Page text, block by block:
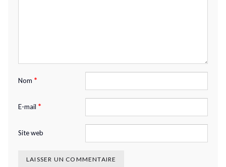
Nom *
E-mail *
Site web